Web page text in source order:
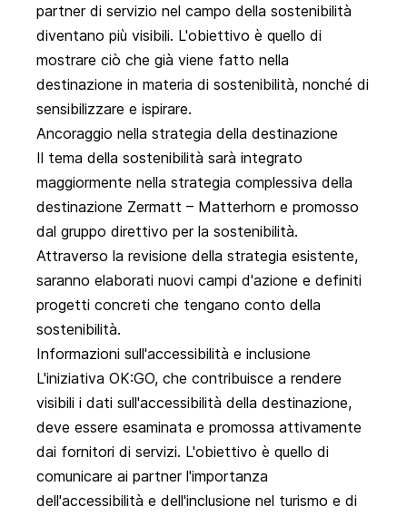
partner di servizio nel campo della sostenibilità
diventano più visibili. L'obiettivo è quello di
mostrare ciò che già viene fatto nella
destinazione in materia di sostenibilità, nonché di
sensibilizzare e ispirare.
Ancoraggio nella strategia della destinazione
Il tema della sostenibilità sarà integrato
maggiormente nella strategia complessiva della
destinazione Zermatt – Matterhorn e promosso
dal gruppo direttivo per la sostenibilità.
Attraverso la revisione della strategia esistente,
saranno elaborati nuovi campi d'azione e definiti
progetti concreti che tengano conto della
sostenibilità.
Informazioni sull'accessibilità e inclusione
L'iniziativa OK:GO, che contribuisce a rendere
visibili i dati sull'accessibilità della destinazione,
deve essere esaminata e promossa attivamente
dai fornitori di servizi. L'obiettivo è quello di
comunicare ai partner l'importanza
dell'accessibilità e dell'inclusione nel turismo e di